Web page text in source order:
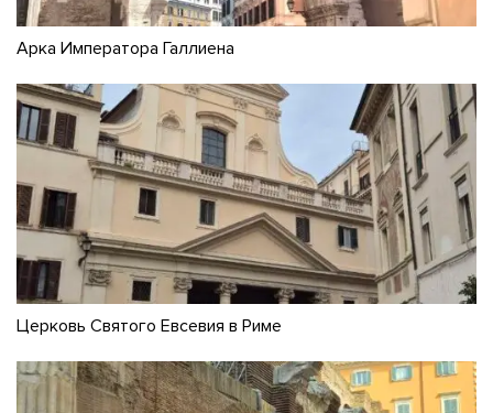
Арка Императора Галлиена
Церковь Святого Евсевия в Риме